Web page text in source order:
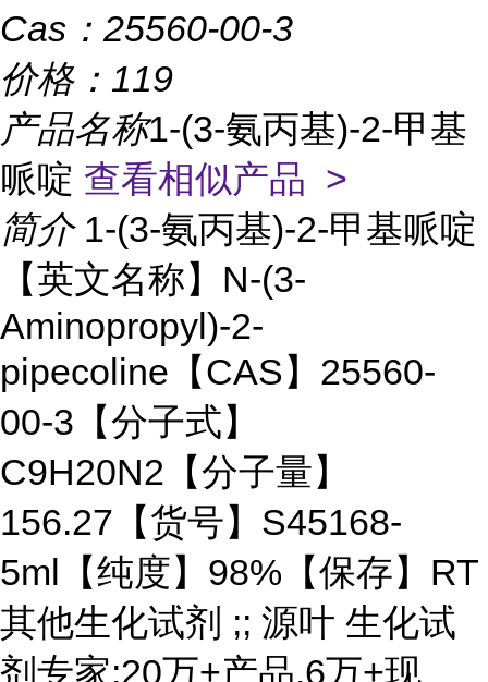
Cas： 25560-00-3
价格： 119
产品名称1-(3-氨丙基)-2-甲基
哌啶 查看相似产品 >
简介 1-(3-氨丙基)-2-甲基哌啶
【英文名称】N-(3-
Aminopropyl)-2-
pipecoline【CAS】25560-
00-3【分子式】
C9H20N2【分子量】
156.27【货号】S45168-
5ml【纯度】98%【保存】RT
其他生化试剂 ;; 源叶 生化试
剂专家;20万+产品,6万+现